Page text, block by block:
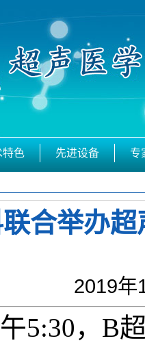
特色 先进设备 专
合举办
2019
5:30，B